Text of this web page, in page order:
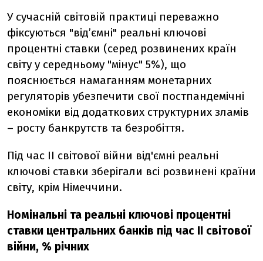
У сучасній світовій практиці переважно
фіксуються "від’ємні" реальні ключові
процентні ставки (серед розвинених країн
світу у середньому "мінус" 5%), що
пояснюється намаганням монетарних
регуляторів убезпечити свої постпандемічні
економіки від додаткових структурних зламів
– росту банкрутств та безробіття.
Під час ІІ світової війни від'ємні реальні
ключові ставки зберігали всі розвинені країни
світу, крім Німеччини.
Номінальні та реальні ключові процентні
ставки центральних банків під час ІІ світової
війни, % річних